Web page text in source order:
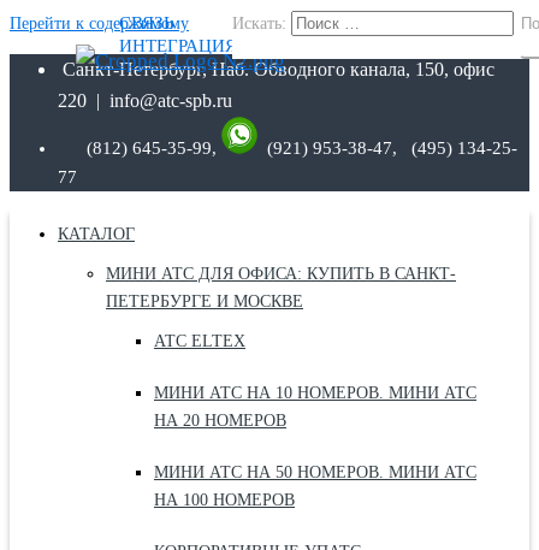
Перейти к содержимому
Санкт-Петербург, Наб. Обводного канала, 150, офис
220 | info@atc-spb.ru
(812) 645-35-99,
(921) 953-38-47, (495) 134-25-
77
СВЯЗЬ
ИНТЕГРАЦИЯ
КАТАЛОГ
МИНИ АТС ДЛЯ ОФИСА: КУПИТЬ В САНКТ-
ПЕТЕРБУРГЕ И МОСКВЕ
АТС ELTEX
МИНИ АТС НА 10 НОМЕРОВ. МИНИ АТС
НА 20 НОМЕРОВ
МИНИ АТС НА 50 НОМЕРОВ. МИНИ АТС
НА 100 НОМЕРОВ
Искать: